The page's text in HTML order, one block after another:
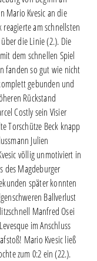
Mario Kvesic an die
am schnellsten
die Linie (2.). Die
dem schnellen Spiel
fanden so gut wie nicht
gebunden und
Rückstand
Costly sein Visier
Torschütze Beck knapp
Julien
völlig unmotiviert in
des Magdeburger
später konnten
Ballverlust
Manfred Osei
im Anschluss
Mario Kvesic ließ
zum 0:2 ein (22.).